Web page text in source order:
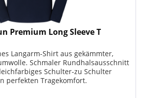
Premium Long Sleeve T
Langarm-Shirt aus gekämmter,
Schmaler Rundhalsausschnitt
Schulter-zu Schulter
perfekten Tragekomfort.